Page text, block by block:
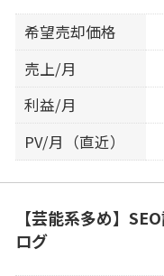
希望売却価格
売上/月
利益/月
PV/月（直近）
【芸能系多め】
ログ